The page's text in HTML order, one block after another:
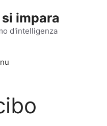
impara
d'intelligenza